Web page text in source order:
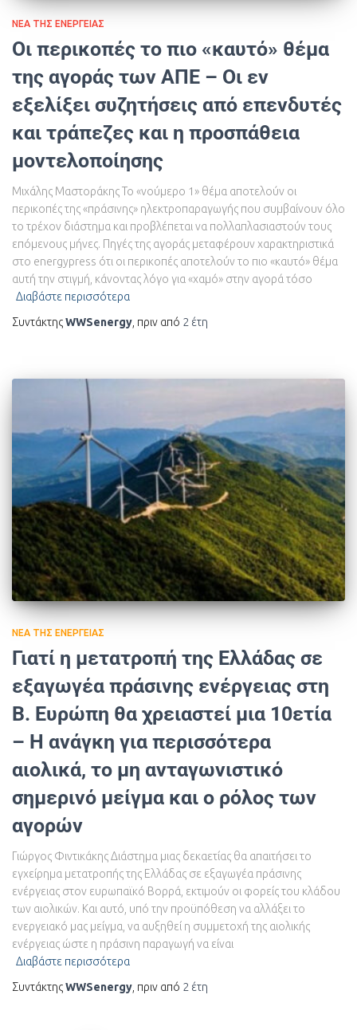
ΝΈΑ ΤΗΣ ΕΝΈΡΓΕΙΑΣ
Οι περικοπές το πιο «καυτό» θέμα
της αγοράς των ΑΠΕ – Οι εν
εξελίξει συζητήσεις από επενδυτές
και τράπεζες και η προσπάθεια
μοντελοποίησης
Μιχάλης Μαστοράκης Το «νούμερο 1» θέμα αποτελούν οι
περικοπές της «πράσινης» ηλεκτροπαραγωγής που συμβαίνουν όλο
το τρέχον διάστημα και προβλέπεται να πολλαπλασιαστούν τους
επόμενους μήνες. Πηγές της αγοράς μεταφέρουν χαρακτηριστικά
στο energypress ότι οι περικοπές αποτελούν το πιο «καυτό» θέμα
αυτή την στιγμή, κάνοντας λόγο για «χαμό» στην αγορά τόσο
Διαβάστε περισσότερα
ΣυντάκτηςWWSenergy , πριν από 2 έτη
ΝΈΑ ΤΗΣ ΕΝΈΡΓΕΙΑΣ
Γιατί η μετατροπή της Ελλάδας σε
εξαγωγέα πράσινης ενέργειας στη
Β. Ευρώπη θα χρειαστεί μια 10ετία
– Η ανάγκη για περισσότερα
αιολικά, το μη ανταγωνιστικό
σημερινό μείγμα και ο ρόλος των
αγορών
Γιώργος Φιντικάκης Διάστημα μιας δεκαετίας θα απαιτήσει το
εγχείρημα μετατροπής της Ελλάδας σε εξαγωγέα πράσινης
ενέργειας στον ευρωπαϊκό Βορρά, εκτιμούν οι φορείς του κλάδου
των αιολικών. Και αυτό, υπό την προϋπόθεση να αλλάξει το
ενεργειακό μας μείγμα, να αυξηθεί η συμμετοχή της αιολικής
ενέργειας ώστε η πράσινη παραγωγή να είναι
Διαβάστε περισσότερα
ΣυντάκτηςWWSenergy , πριν από 2 έτη